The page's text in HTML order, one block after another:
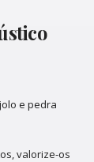
e pedra
valorize-os